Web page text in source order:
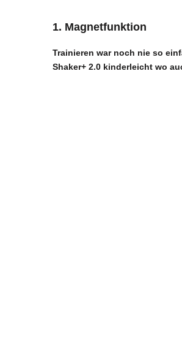
1. Magnetfunktion
Trainieren war noch nie so
Shaker+ 2.0 kinderleicht wo